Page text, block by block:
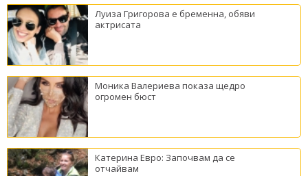
Луиза Григорова е бременна, обяви
актрисата
Моника Валериева показа щедро
огромен бюст
Катерина Евро: Започвам да се
отчайвам